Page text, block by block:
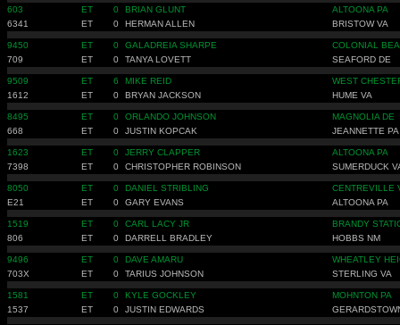
603 ET 0 BRIAN GLUNT
ALTOONA PA
6341
ET 0 HERMAN ALLEN BRISTOW VA
9450 ET 0 GALADREIA SHARPE
COLONIAL
709
ET 0 TANYA LOVETT SEAFORD DE
9509 ET 6 MIKE REID
WEST
1612
ET 0 BRYAN JACKSON HUME VA
8495 ET 0 ORLANDO JOHNSON
MAGNOLIA DE
668
ET 0 JUSTIN KOPCAK JEANNETTE PA
1623 ET 0 JERRY CLAPPER
ALTOONA PA
7398
ET 0 CHRISTOPHER ROBINSON SUMERDUCK
8050 ET 0 DANIEL STRIBLING
CENTREVILLE
E21
ET 0 GARY EVANS ALTOONA PA
1519 ET 0 CARL LACY JR
BRANDY
806
ET 0 DARRELL BRADLEY HOBBS NM
9496 ET 0 DAVE AMARU
WHEATLEY
703X
ET 0 TARIUS JOHNSON STERLING VA
1581 ET 0 KYLE GOCKLEY
MOHNTON PA
1537
ET 0 JUSTIN EDWARDS